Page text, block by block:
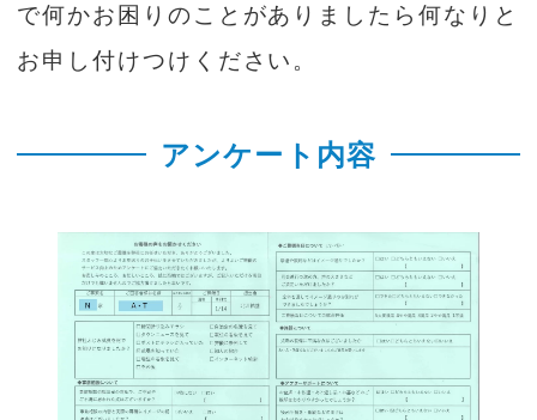
で何かお困りのことがありましたら何なりと
お申し付けつけください。
アンケート内容